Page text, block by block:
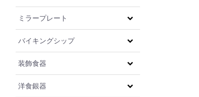
ミラープレート
バイキングシップ
装飾食器
洋食銀器